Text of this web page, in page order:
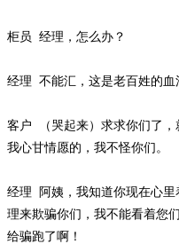
柜员 经理，怎么办？
经理 不能汇，这是老百姓的血
客户
（哭起来）求求你们了
我心甘情愿的，我不怪你们。
经理
阿姨，我知道你现在心
理来欺骗你们，我不能看着您
给骗跑了啊！